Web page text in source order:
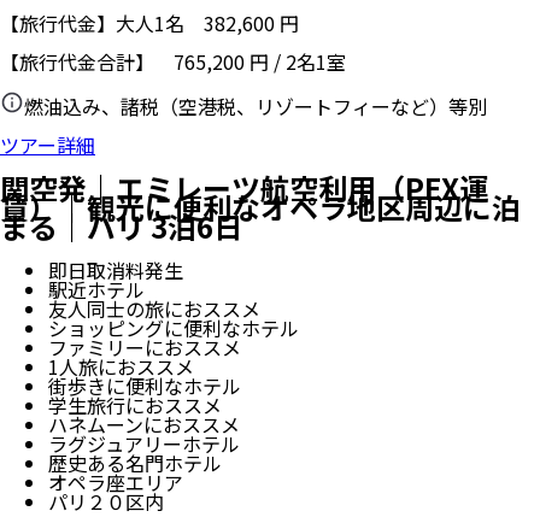
【旅行代金】大人1名 382,600 円
【旅行代金合計】 765,200 円 / 2名1室
燃油込み、諸税（空港税、リゾートフィーなど）等別
ツアー詳細
関空発｜エミレーツ航空利用（PEX運
賃）｜観光に便利なオペラ地区周辺に泊
まる｜パリ 3泊6日
即日取消料発生
駅近ホテル
友人同士の旅におススメ
ショッピングに便利なホテル
ファミリーにおススメ
1人旅におススメ
街歩きに便利なホテル
学生旅行におススメ
ハネムーンにおススメ
ラグジュアリーホテル
歴史ある名門ホテル
オペラ座エリア
パリ２０区内